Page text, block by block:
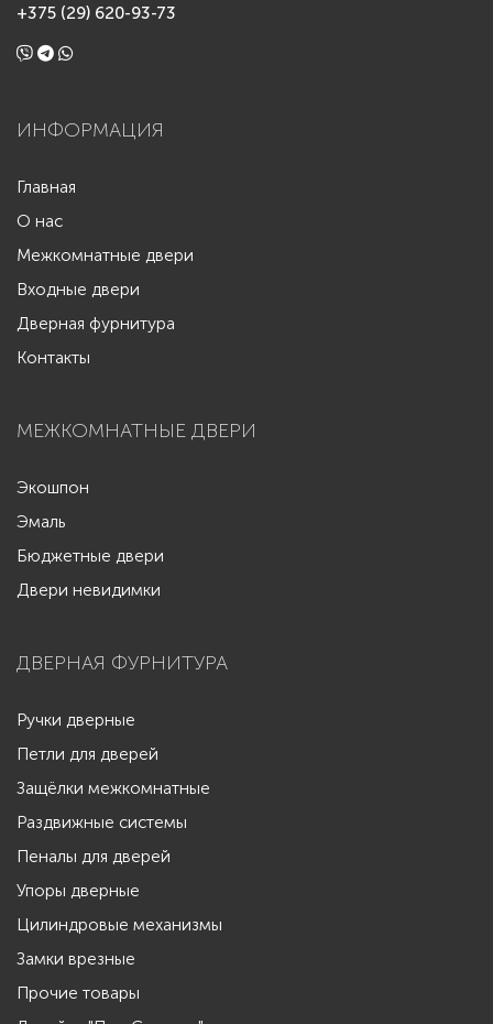
+375 (29) 620-93-73
ИНФОРМАЦИЯ
Главная
О нас
Межкомнатные двери
Входные двери
Дверная фурнитура
Контакты
МЕЖКОМНАТНЫЕ ДВЕРИ
Экошпон
Эмаль
Бюджетные двери
Двери невидимки
ДВЕРНАЯ ФУРНИТУРА
Ручки дверные
Петли для дверей
Защёлки межкомнатные
Раздвижные системы
Пеналы для дверей
Упоры дверные
Цилиндровые механизмы
Замки врезные
Прочие товары